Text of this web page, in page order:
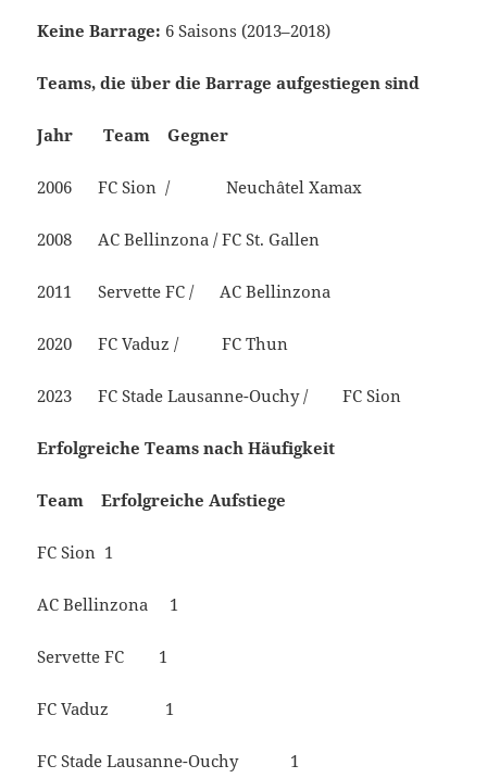
Keine Barrage: 6 Saisons (2013–2018)
Teams, die über die Barrage aufgestiegen sind
Jahr Team Gegner
2006 FC Sion / Neuchâtel Xamax
2008 AC Bellinzona / FC St. Gallen
2011 Servette FC / AC Bellinzona
2020 FC Vaduz / FC Thun
2023 FC Stade Lausanne-Ouchy / FC Sion
Erfolgreiche Teams nach Häufigkeit
Team Erfolgreiche Aufstiege
FC Sion 1
AC Bellinzona 1
Servette FC 1
FC Vaduz 1
FC Stade Lausanne-Ouchy 1